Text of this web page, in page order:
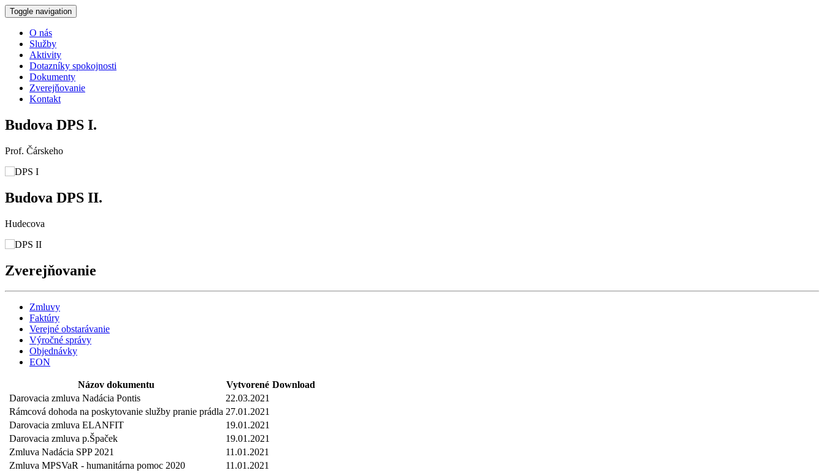
Toggle navigation
O nás
Služby
Aktivity
Dotazníky spokojnosti
Dokumenty
Zverejňovanie
Kontakt
Budova DPS I.
Prof. Čárskeho
Budova DPS II.
Hudecova
Zverejňovanie
Zmluvy
Faktúry
Verejné obstarávanie
Výročné správy
Objednávky
EON
Názov dokumentu Vytvorené Download
Darovacia zmluva Nadácia Pontis
22.03.2021
Rámcová dohoda na poskytovanie služby pranie prádla 27.01.2021
Darovacia zmluva ELANFIT
19.01.2021
Darovacia zmluva p.Špaček
19.01.2021
Zmluva Nadácia SPP 2021
11.01.2021
Zmluva MPSVaR - humanitárna pomoc 2020
11.01.2021